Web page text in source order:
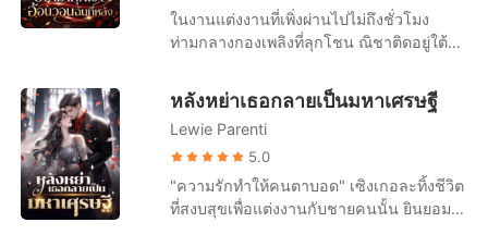
เขายังออกคำสั่งเด็ดขาด บังคับให้เราย้าย
กลับไปอยู่เรือนหอและต้อง 'ผลิตทายาท' ให้
ถูกมองเป็นแค่สินค้าและเครื่องจักรผลิตลูก
ไม่มีใครสนเลยว่าฉันเพิ่งผ่านความอัปยศ
อะไรมาบ้าง ในเมื่อความอดทนถึงขีดสุด ฉัน
จึงตัดสินใจลุกขึ้นสู้และจะไม่ยอมเป็นเหยื่ออีก
ต่อไป กลางโต๊ะอาหารเช้าของครอบครัว ฉัน
บีบน้ำตาแสร้งทำเป็นภรรยาที่แสนดี ก่อนจะ
ไปทำแท้ง เธอล้มลงเพราะถูกผลัก แต่เขากลับ
ไม่ยื่นมือช่วย กลับเดินจากไปอย่างเย็นชา ที่
บริษัท เพื่อนร่วมงานนินทาและศศิกานต์แกล้ง
โกหกของอีกฝ่ายเต็มที่ แม้เธอจะปฏิเสธก็ตาม
พรกมลเซ็นสัญญาหย่า ลาออกจากงาน แล้ว
เดินออกจากชีวิตเก่าโดยไม่เหลียวหลัง เธอ
ในงานแต่งงานที่เพิ่งผ่านไปไม่ถึงชั่วโมง
ท่ามกลางกองเพลิงที่ลุกโชน ณิชาติดอยู่ใต้
ชื่อสรณ์ สามีป้ายแดงสุดเสียง แต่เขากลับ
ชะงักฝีเท้า หันหลังวิ่งผ่านเธอไปราวกับธาตุ
อากาศ เพื่ออุ้มไพลิน พี่สาวต่างแม่ของเธอหนี
ออกไป ทิ้งให้เธอรอความตายอย่างไม่ไยดี
รอดตายมาได้อย่างหวุดหวิด แต่เมื่อตื่นขึ้นมา
ในโรงพยาบาล เธอกลับถูกครอบครัวและ
สามีรุมประณามว่าเป็นคนวางเพลิง พ่อแท้ๆ
หลังหย่าเธอกลายเป็นมหาเศรษฐี
Lewie Parenti
5.0
"ความรักทำให้คนตาบอด" เซิงเกอละทิ้งชีวิต
ที่สงบสุขเพื่อแต่งงานกับชายคนนั้น ยินยอม